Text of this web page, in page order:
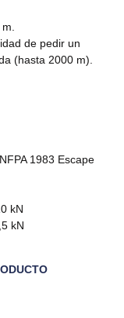
de pedir un
(hasta 2000 m).
1983 Escape
kN
kN